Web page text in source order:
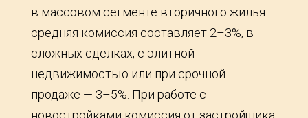
в массовом сегменте вторичного жилья
средняя комиссия составляет 2–3%, в
сложных сделках, с элитной
недвижимостью или при срочной
продаже — 3–5%. При работе с